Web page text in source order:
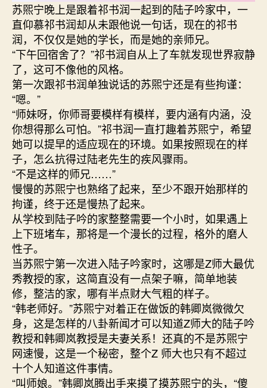
苏煕宁晚上是跟着祁书润一起到的陆子吟家中，一
直仰慕祁书润却从未跟他说一句话，现在的祁书
润，不仅仅是她的学长，而是她的亲师兄。
“下午回宿舍了？”祁书润自从上了车就发现世界寂静
了，这可不像他的风格。
第一次跟祁书润单独说话的苏煕宁还是有些拘谨：
“嗯。”
“师妹呀，你师哥要模样有模样，要内涵有内涵，没
你想得那么可怕。”祁书润一直打趣着苏煕宁，希望
她可以提早的适应现在的环境。如果按照现在的样
子，怎么抗得过陆老先生的疾风骤雨。
“不是这样的师兄……”
慢慢的苏煕宁也熟络了起来，至少不跟开始那样的
拘谨，终于还是慢热了起来。
从学校到陆子吟的家整整需要一个小时，如果遇上
上下班堵车，那将是一个漫长的过程，格外的磨人
性子。
当苏煕宁第一次进入陆子吟家时，这哪是Z师大最优
秀教授的家，这简直没有一点架子嘛，简单地装
修，整洁的家，哪有半点财大气粗的样子。
“韩老师好。”苏煕宁对着正在做饭的韩卿岚微微欠
身，这是怎样的八卦新闻才可以知道Z师大的陆子吟
教授和韩卿岚教授是夫妻关系！还真的不是苏煕宁
网速慢，这是一个秘密，整个Z 师大也只有不超过
十个人知道这件事情。
“叫师娘。”韩卿岚腾出手来摸了摸苏煕宁的头，“傻